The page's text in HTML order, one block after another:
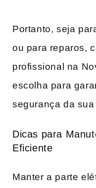
Portanto, seja
ou para reparos,
profissional na
escolha para
segurança da
Dicas para
Eficiente
Manter a parte